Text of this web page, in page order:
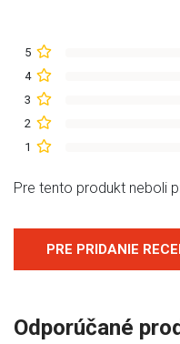
5
4
3
2
1
Pre tento produkt neboli
PRE PRIDANIE
Odporúčané